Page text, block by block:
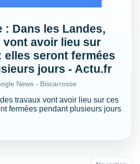
: Dans les Landes,
vont avoir lieu sur
elles seront fermées
jours - Actu.fr
News - Biscarrosse
travaux vont avoir lieu sur ces
fermées pendant plusieurs jours